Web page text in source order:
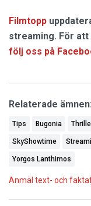
Filmtopp
streaming. För
följ oss på
Relaterade ämnen:
Tips Bugonia
SkyShowtime
Yorgos Lanthimos
Anmäl text- och